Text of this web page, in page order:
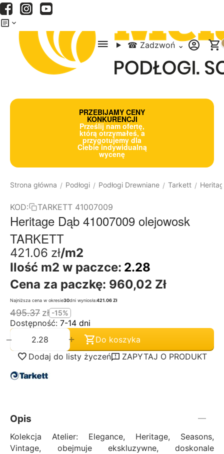
☎ Zadzwoń ⌄
PRZEBIJAMY CENY
KONKURENCJI
Prześlij nam ofertę,
którą otrzymałeś, a
przygotujemy dla
Ciebie indywidualną
wycenę
Strona główna / Podłogi / Podłogi Drewniane / Tarkett /
KOD: TARKETT 41007009
Heritage Dąb 41007009 olejowosk
TARKETT
421.06 zł/m2
Ilość m2 w paczce: 2.28
Cena za paczkę: 960,02 Zł
Najniższa cena w okresie30dni wyniosła:421.06 Zł
495.37 zł -15%
Dostępność: 7-14 dni
+
−
Do koszyka
Dodaj do listy życzeń
ZAPYTAJ O PRODUKT
Opis
Kolekcja Atelier: Elegance, Heritage, Seasons,
Vintage, obejmuje ekskluzywne, doskonale